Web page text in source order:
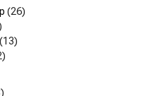
(26)
(13)